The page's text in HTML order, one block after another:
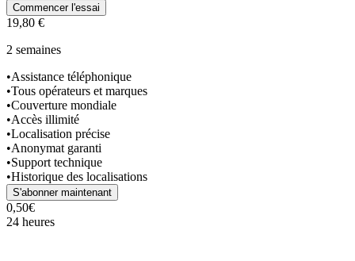
Commencer l'essai
19,80 €
2 semaines
•Assistance téléphonique
•Tous opérateurs et marques
•Couverture mondiale
•Accès illimité
•Localisation précise
•Anonymat garanti
•Support technique
•Historique des localisations
S'abonner maintenant
0,50€
24 heures